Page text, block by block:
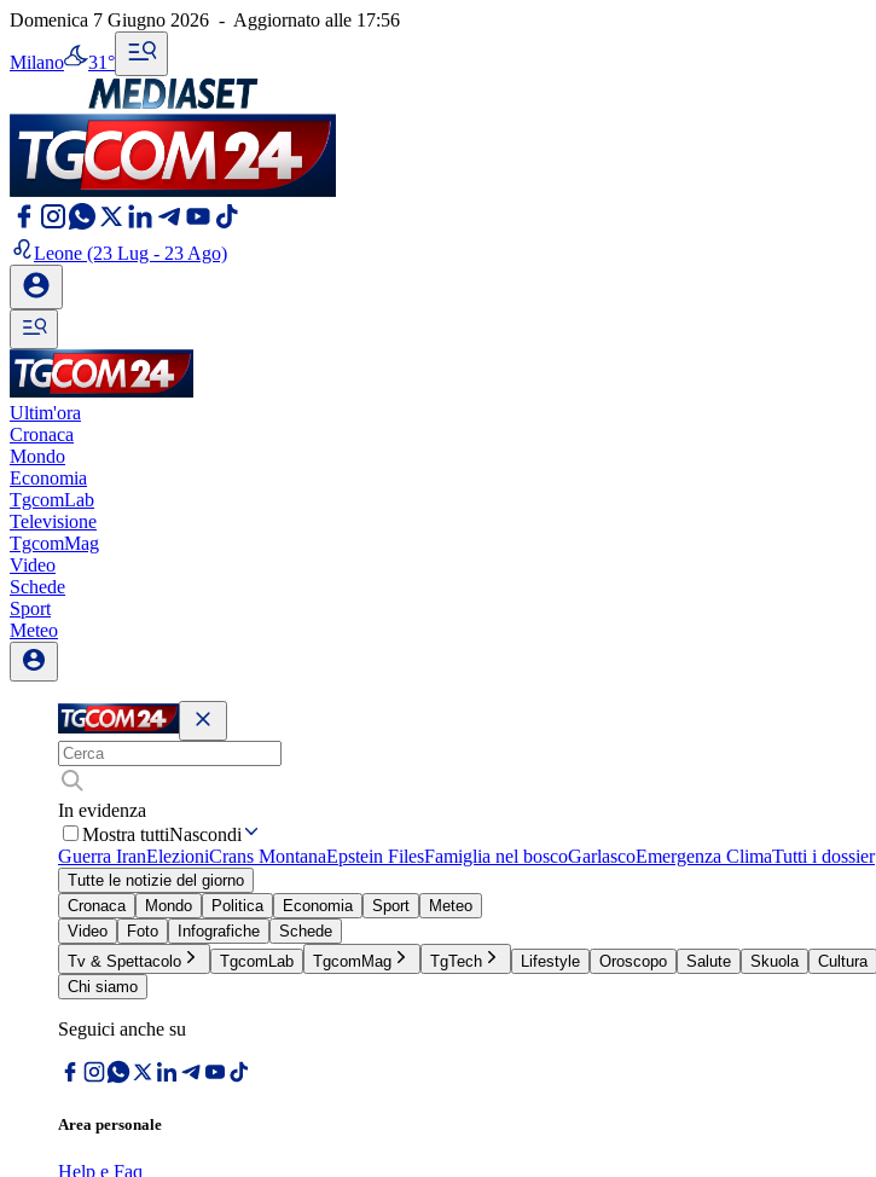
Domenica 7 Giugno 2026 - Aggiornato alle 17:56
Milano 31°
Leone (23 Lug - 23 Ago)
Ultim'ora
Cronaca
Mondo
Economia
TgcomLab
Televisione
TgcomMag
Video
Schede
Sport
Meteo
In evidenza
Mostra tuttiNascondi
Guerra IranElezioniCrans MontanaEpstein FilesFamiglia nel boscoGarlascoEmergenza ClimaTutti i dossier
Tutte le notizie del giorno
Cronaca
Mondo Politica Economia Sport
Meteo
Video
Foto Infografiche
Schede
Tv & Spettacolo
TgcomLab TgcomMag TgTech Lifestyle Oroscopo Salute Skuola Cultura
Chi siamo
Seguici anche su
Area personale
Help e Faq